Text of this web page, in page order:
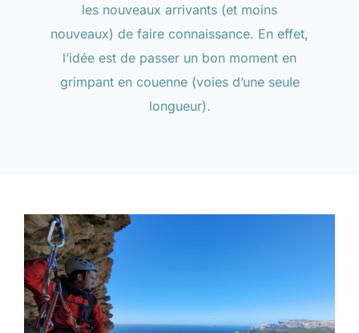
les nouveaux arrivants (et moins
nouveaux) de faire connaissance. En effet,
l’idée est de passer un bon moment en
grimpant en couenne (voies d’une seule
longueur).